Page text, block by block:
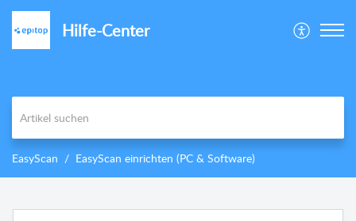
Hilfe-Center
EasyScan EasyScan einrichten (PC & Software)